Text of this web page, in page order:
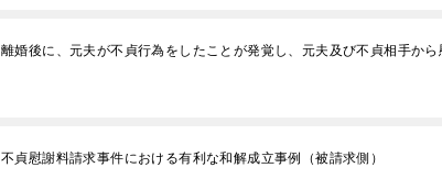
離婚後に、元夫が不貞行為をしたことが発覚し、元夫及び不貞相手か
不貞慰謝料請求事件における有利な和解成立事例（被請求側）